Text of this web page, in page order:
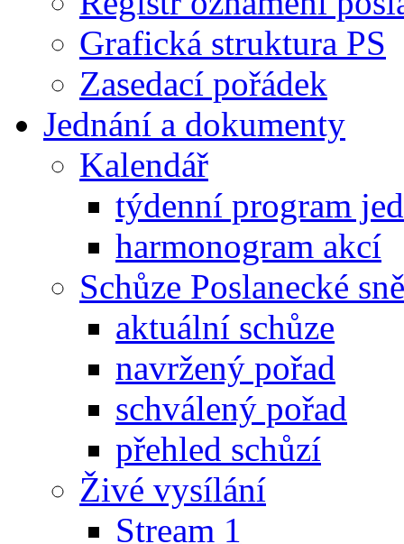
Grafická struktura PS
Zasedací pořádek
Jednání a dokumenty
Kalendář
týdenní program
harmonogram akcí
Schůze Poslanecké
aktuální schůze
navržený pořad
schválený pořad
přehled schůzí
Živé vysílání
Stream 1